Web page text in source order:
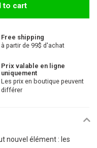
to cart
Free shipping
à partir de 99$ d'achat
Prix valable en ligne
uniquement
Les prix en boutique peuvent
différer
nouvel élément : les